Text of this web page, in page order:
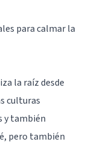
para calmar la
la raíz desde
culturas
y también
pero también